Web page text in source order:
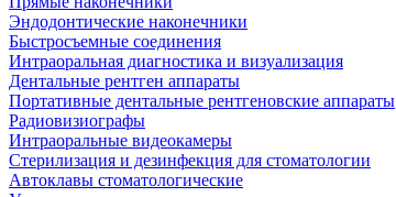
Эндодонтические наконечники
Быстросъемные соединения
Интраоральная диагностика и визуализация
Дентальные рентген аппараты
Портативные дентальные рентгеновские аппараты
Радиовизиографы
Интраоральные видеокамеры
Стерилизация и дезинфекция для стоматологии
Автоклавы стоматологические